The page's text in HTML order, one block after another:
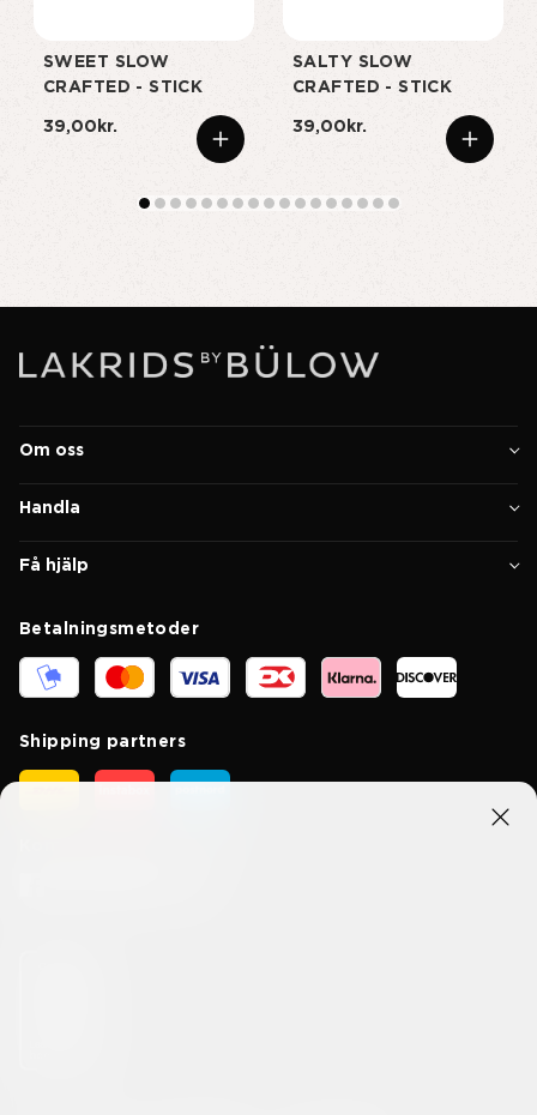
SWEET SLOW
CRAFTED - STICK
39,00kr.
SALTY SLOW
CRAFTED - STICK
39,00kr.
Om oss
Handla
Få hjälp
Betalningsmetoder
Shipping partners